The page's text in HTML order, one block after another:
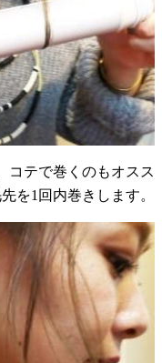
コテで巻くのもオスス
を1回内巻きします。